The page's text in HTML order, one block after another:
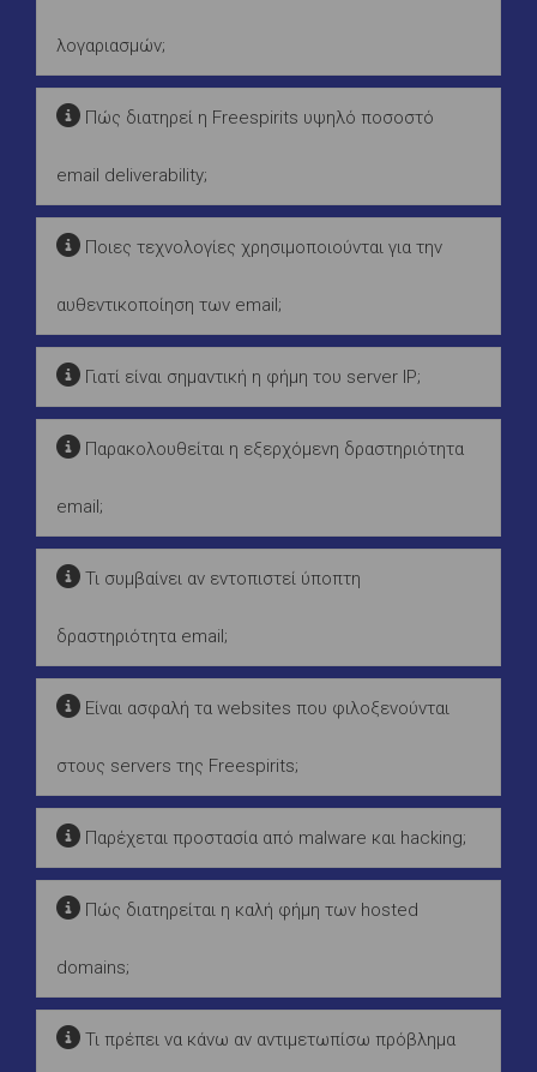
λογαριασμών;
Πώς διατηρεί η Freespirits υψηλό ποσοστό
email deliverability;
Ποιες τεχνολογίες χρησιμοποιούνται για την
αυθεντικοποίηση των email;
Γιατί είναι σημαντική η φήμη του server IP;
Παρακολουθείται η εξερχόμενη δραστηριότητα
email;
Τι συμβαίνει αν εντοπιστεί ύποπτη
δραστηριότητα email;
Είναι ασφαλή τα websites που φιλοξενούνται
στους servers της Freespirits;
Παρέχεται προστασία από malware και hacking;
Πώς διατηρείται η καλή φήμη των hosted
domains;
Τι πρέπει να κάνω αν αντιμετωπίσω πρόβλημα